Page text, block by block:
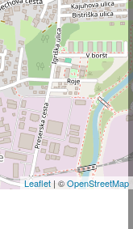
Leaflet | ©OpenStreetMap